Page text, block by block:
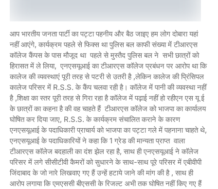
आप भारतीय जनता पार्टी का पट्टा पहनीय और बैठ जाइए हम लोग दोबारा यहां
नहीं आएंगे, कार्यक्रम पहले से फिक्स था पुलिस बल काफी संख्या में टीआरएस
कॉलेज कैंपस के पास मौजूद था पहले से मुस्तैद पुलिस बल ने सभी छात्रों को
हिरासत में ले लिया, एनएसयूआई का टीआरएस कॉलेज प्रबंधन पर आरोप था कि
कालेज की व्यवस्थाएं पूरी तरह से पटरी से उतरी है ,लेकिन कालेज की प्रिंसिपल
कालेज परिसर में R.s.s. के कैंप चलवा रही है। कॉलेज में पानी की व्यवस्था नहीं
है ,शिक्षा का स्तर पूरी तरह से गिरा रहा है कॉलेज में पढ़ाई नहीं हो रहीएन एस यू ई
के छात्रों का कहना है की वह चाहते हैं टीआरएस कॉलेज को भाजपा का कार्यालय
घोषित कर दिया जाए, R.s.s. के कार्यक्रम संचालित कराने के कारण
एनएसयूआई के पदाधिकारी प्राचार्य को भाजपा का पट्टा गले में पहनाना चाहते थे,
एनएसयूआई के पदाधिकारियों ने कहा कि 1 ग्रेड की मान्यता प्राप्त वाला
टीआरएस कॉलेज बदहाली का दंश झेल रहा है, साथ ही एनएसयूआई ने कॉलेज
परिसर में लगे सीसीटीवी कैमरों को सुधारने के साथ-साथ पूरे परिसर में एबीवीपी
जिंदाबाद के जो नारे लिखवाए गए हैं उन्हें हटाये जाने की मांग की है , साथ ही
आरोप लगाया कि एमएससी बीएससी के रिजल्ट अभी तक घोषित नहीं किए गए हैं